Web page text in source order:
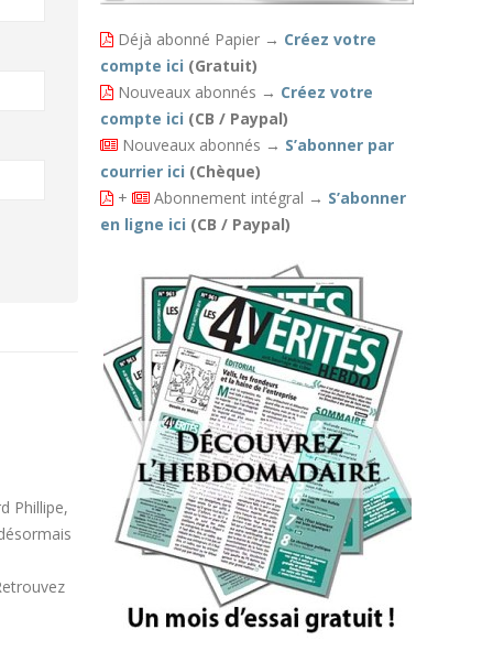
Phillipe,
Août
🤡🤡🤡
🤡🤡🤡franceinfo
(@franceinfo)Présidentielle 2027 :
Gabriel Attal à son tour visé par
"une ingérence en provenance de
Russie"l.franceinfo.fr/Tuv
https://x.com/franceinfo/status/
Déjà abonné Papier → Créez votre
compte ici (Gratuit)
Nouveaux abonnés → Créez votre
compte ici (CB / Paypal)
Nouveaux abonnés → S’abonner par
courrier ici (Chèque)
+
Abonnement intégral → S’abonner
en ligne ici (CB / Paypal)